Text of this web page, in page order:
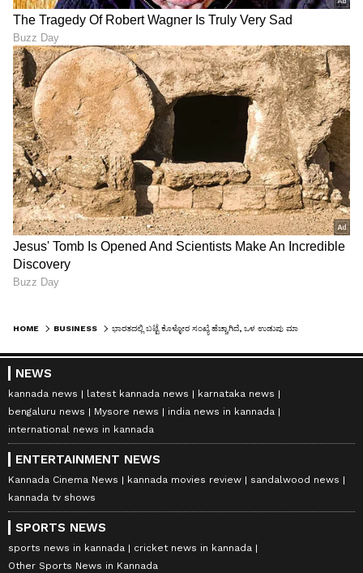
HOME BUSINESS
NEWS
kannada news latest kannada news
karnataka news
bengaluru news
Mysore news
india news in kannada
international news in kannada
ENTERTAINMENT NEWS
Kannada Cinema News kannada movies review
sandalwood news
kannada tv shows
SPORTS NEWS
sports news in kannada
cricket news in kannada
Other Sports News in Kannada